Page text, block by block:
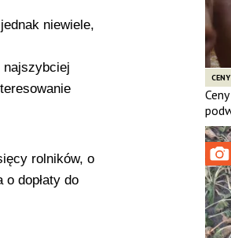
niewiele,
najszybciej
rolników, o
dopłaty do